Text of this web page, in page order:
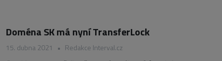
Doména SK má nyní TransferLock
15. dubna 2021 • Redakce Interval.cz